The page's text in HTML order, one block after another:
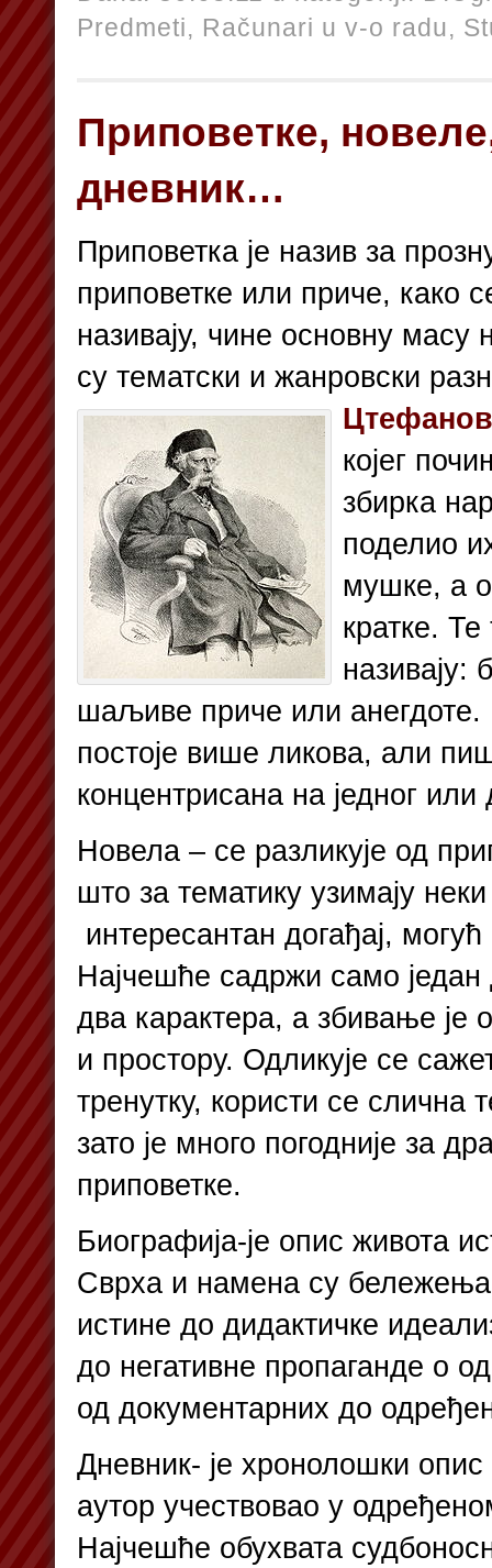
Predmeti, Računari u v-o radu,
Приповетке,
дневник…
Приповетка је назив за
приповетке или приче, како
називају, чине основну
су тематски и жанровски
којег
збирка
поделио
мушке, а
кратке.
називају:
шаљиве приче или
постоје више ликова, али
концентрисана на једног или
Новела – се разликује од
што за тематику узимају
интересантан догађај,
Најчешће садржи само један
два карактера, а збивање је
и простору. Одликује се
тренутку, користи се слична
зато је много погодније за
приповетке.
Биографија-је опис живота
Сврха и намена су бележења
истине до дидактичке
до негативне пропаганде о
од документарних до
Дневник- је хронолошки опис
аутор учествовао у
Најчешће обухвата